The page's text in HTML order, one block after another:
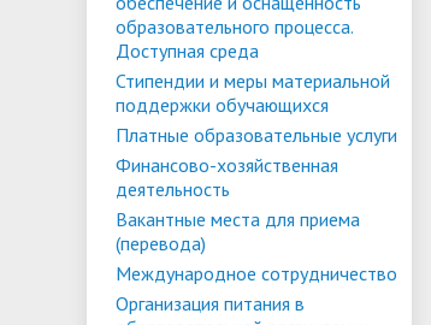
Среднемесячная заработная плата
ректора, проректоров и главного
бухгалтера
с ОВЗ
Патриотический клуб ФГБОУ ВО
«АнГТУ»
Списки зачисленных
образовательного процесса.
Доступная среда
Стипендии и меры материальной
поддержки обучающихся
Платные образовательные услуги
Финансово-хозяйственная
деятельность
Вакантные места для приема
(перевода)
Международное сотрудничество
Организация питания в